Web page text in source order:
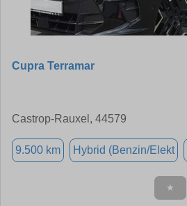
Cupra Terramar
Castrop-Rauxel, 44579
9.500 km Hybrid (Benzin/Elekt
★